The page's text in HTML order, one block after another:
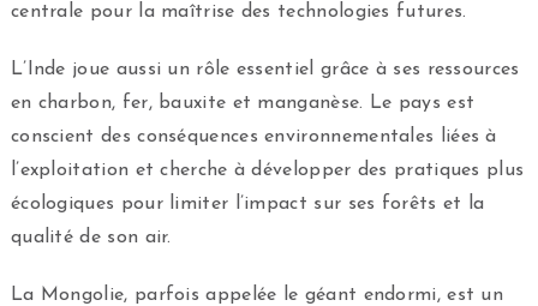
centrale pour la maîtrise des technologies futures.
L’Inde joue aussi un rôle essentiel grâce à ses ressources
en charbon, fer, bauxite et manganèse. Le pays est
conscient des conséquences environnementales liées à
l’exploitation et cherche à développer des pratiques plus
écologiques pour limiter l’impact sur ses forêts et la
qualité de son air.
La Mongolie, parfois appelée le géant endormi, est un